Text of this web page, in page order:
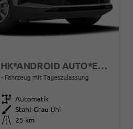
SELECTION 1.5 TSI DSG AHK*ANDROID AUTO*EASYOPEN*ACC*SHZ*KAMERA*KEYLESS*PDC V/H*KLIMAAUTO*SUNSET*LED
Fahrzeug mit Tageszulassung
Getriebe Automatik
Außenfarbe
Stahl-Grau Uni
Kilometerstand
25 km